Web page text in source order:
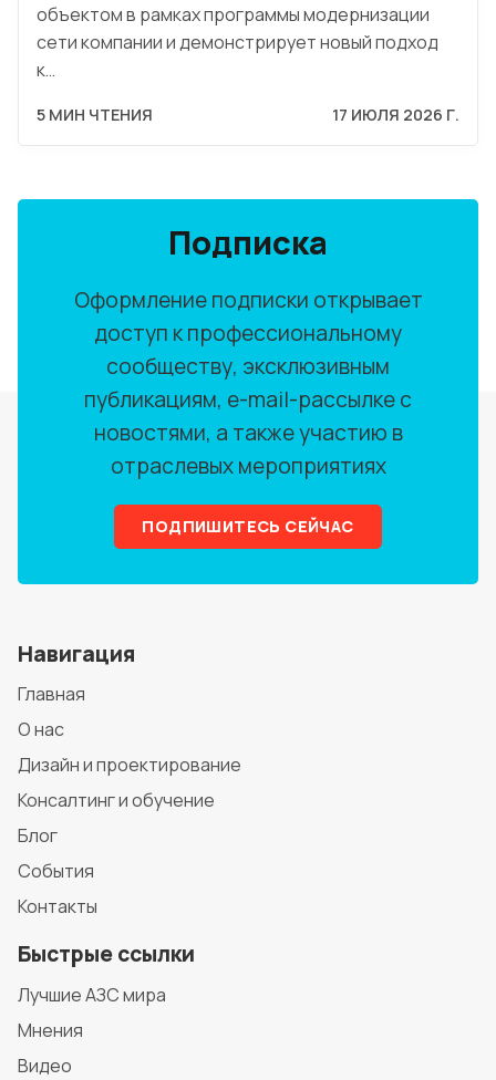
объектом в рамках программы модернизации
сети компании и демонстрирует новый подход
к…
5 МИН ЧТЕНИЯ 17 ИЮЛЯ 2026 Г.
Подписка
Оформление подписки открывает
доступ к профессиональному
сообществу, эксклюзивным
публикациям, e-mail-рассылке с
новостями, а также участию в
отраслевых мероприятиях
ПОДПИШИТЕСЬ СЕЙЧАС
Навигация
Главная
О нас
Дизайн и проектирование
Консалтинг и обучение
Блог
События
Контакты
Быстрые ссылки
Лучшие АЗС мира
Мнения
Видео